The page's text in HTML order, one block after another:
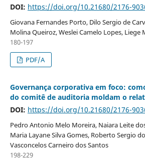
DOI: https://doi.org/10.21680/2176-
Giovana Fernandes Porto, Dilo Sergio de
Molina Queiroz, Weslei Camelo Lopes, Liege
180-197
PDF/A
Governança corporativa em foco:
do comitê de auditoria moldam o
DOI: https://doi.org/10.21680/2176-
Pedro Antonio Melo Moreira, Naiara Leite
Maria Layane Silva Gomes, Roberto Sergio
Vasconcelos Carneiro dos Santos
198-229